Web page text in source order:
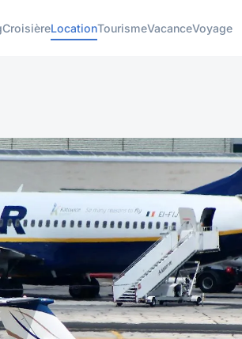
CroisièreLocationTourismeVacanceVoyage